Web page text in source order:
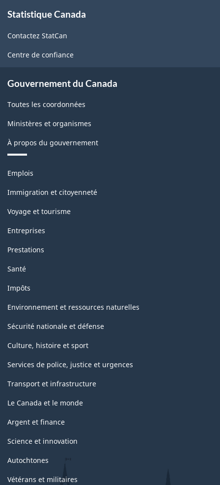
Structure
de
la
propos
ce
site
Statistique Canada
Contactez StatCan
Centre de confiance
Gouvernement du Canada
Toutes les coordonnées
Ministères et organismes
À propos du gouvernement
Thèmes
sujets
Emplois
Immigration et citoyenneté
Voyage et tourisme
Entreprises
Prestations
Santé
Impôts
Environnement et ressources naturelles
Sécurité nationale et défense
Culture, histoire et sport
Services de police, justice et urgences
Transport et infrastructure
Le Canada et le monde
Argent et finance
Science et innovation
Autochtones
Vétérans et militaires